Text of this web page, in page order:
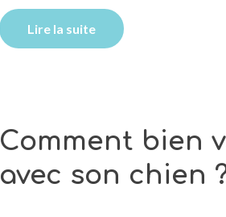
Lire la suite
Comment bien
avec son chien